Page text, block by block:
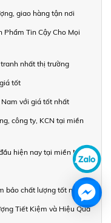
giao hàng tận nơi
Phẩm Tin Cậy Cho Mọi
nhất thị trường
tốt
với giá tốt nhất
công ty, KCN tại miền
hiện nay tại miền Nam
bảo chất lượng tốt nhất
Tiết Kiệm và Hiệu Quả